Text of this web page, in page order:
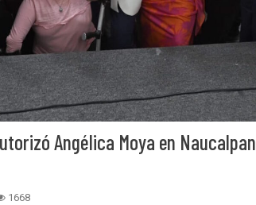
Angélica Moya en Naucalpan
1668